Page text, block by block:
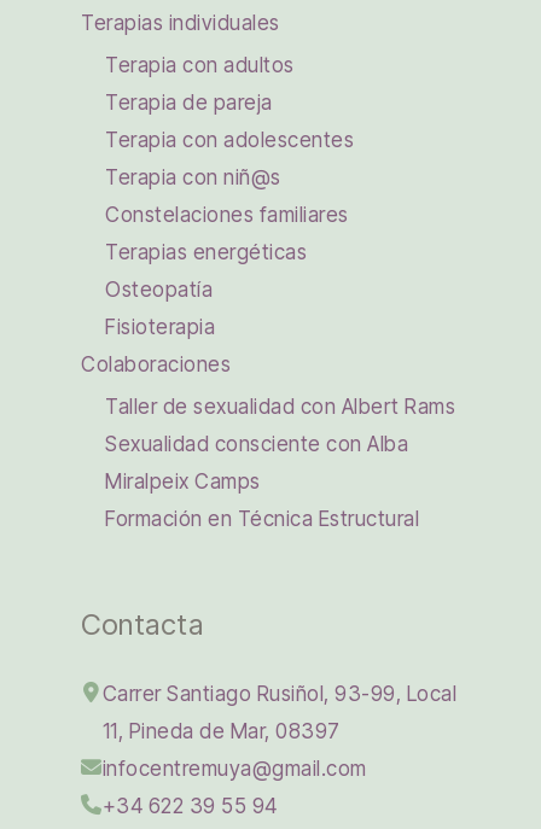
Terapias individuales
Terapia con adultos
Terapia de pareja
Terapia con adolescentes
Terapia con niñ@s
Constelaciones familiares
Terapias energéticas
Osteopatía
Fisioterapia
Colaboraciones
Taller de sexualidad con Albert Rams
Sexualidad consciente con Alba
Miralpeix Camps
Formación en Técnica Estructural
Contacta
Carrer Santiago Rusiñol, 93-99, Local
11, Pineda de Mar, 08397
infocentremuya@gmail.com
+34 622 39 55 94